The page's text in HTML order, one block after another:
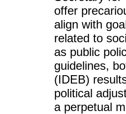
offer
align with
related to
as public
guidelines,
(IDEB)
political
a perpetual